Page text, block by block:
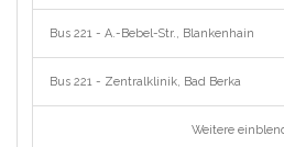
Bus 221 - A.-Bebel-Str., Blankenhain
Bus 221 - Zentralklinik, Bad Berka
Weitere